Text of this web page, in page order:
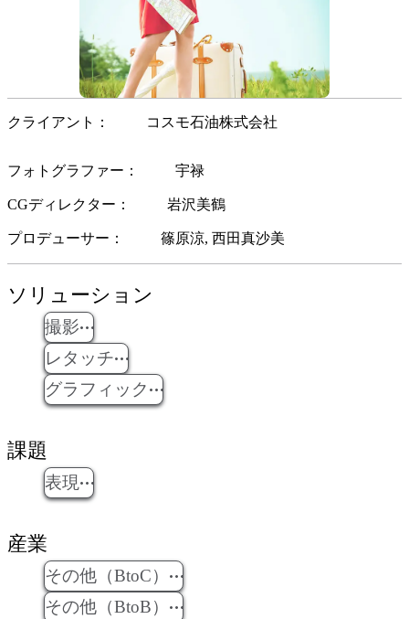
クライアント コスモ石油株式会社
フォトグラファー 宇禄
CGディレクター 岩沢美鶴
プロデューサー 篠原涼 西田真沙美
ソリューション
撮影
レタッチ
グラフィック
課題
表現
産業
その他（BtoC）
その他（BtoB）